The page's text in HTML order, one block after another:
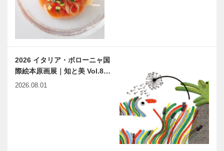
2026 イタリア・ボローニャ国
際絵本原画展｜知と美 Vol.8…
2026.08.01